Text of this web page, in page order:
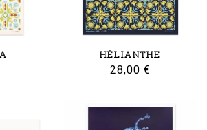
HÉLIANTHE
28,00 €